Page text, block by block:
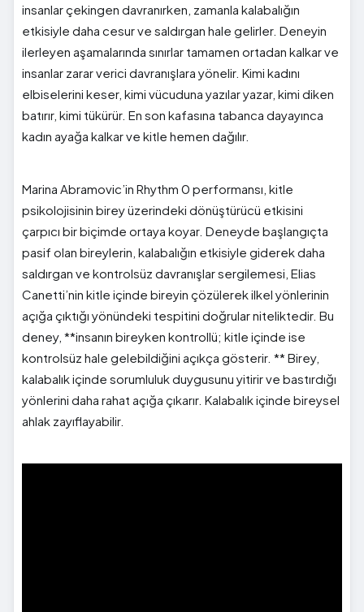
insanlar çekingen davranırken, zamanla kalabalığın
etkisiyle daha cesur ve saldırgan hale gelirler. Deneyin
ilerleyen aşamalarında sınırlar tamamen ortadan kalkar ve
insanlar zarar verici davranışlara yönelir. Kimi kadını
elbiselerini keser, kimi vücuduna yazılar yazar, kimi diken
batırır, kimi tükürür. En son kafasına tabanca dayayınca
kadın ayağa kalkar ve kitle hemen dağılır.
Marina Abramovic’in Rhythm 0 performansı, kitle
psikolojisinin birey üzerindeki dönüştürücü etkisini
çarpıcı bir biçimde ortaya koyar. Deneyde başlangıçta
pasif olan bireylerin, kalabalığın etkisiyle giderek daha
saldırgan ve kontrolsüz davranışlar sergilemesi, Elias
Canetti’nin kitle içinde bireyin çözülerek ilkel yönlerinin
açığa çıktığı yönündeki tespitini doğrular niteliktedir. Bu
deney, **insanın bireyken kontrollü; kitle içinde ise
kontrolsüz hale gelebildiğini açıkça gösterir. ** Birey,
kalabalık içinde sorumluluk duygusunu yitirir ve bastırdığı
yönlerini daha rahat açığa çıkarır. Kalabalık içinde bireysel
ahlak zayıflayabilir.